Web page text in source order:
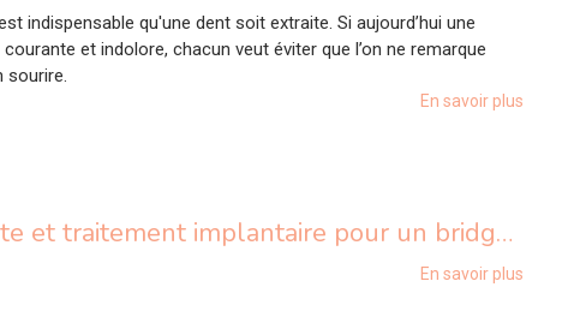
indispensable qu'une dent soit extraite. Si aujourd’hui une
et indolore, chacun veut éviter que l’on ne remarque
sourire.
En savoir plus
Mandibule complète et traitement implantaire pour un bridge fixe vissé
En savoir plus